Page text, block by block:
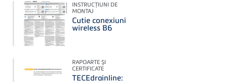
INSTRUCŢIUNI DE
MONTAJ
Cutie conexiuni
wireless B6
RAPOARTE ŞI
CERTIFICATE
TECEdrainline: